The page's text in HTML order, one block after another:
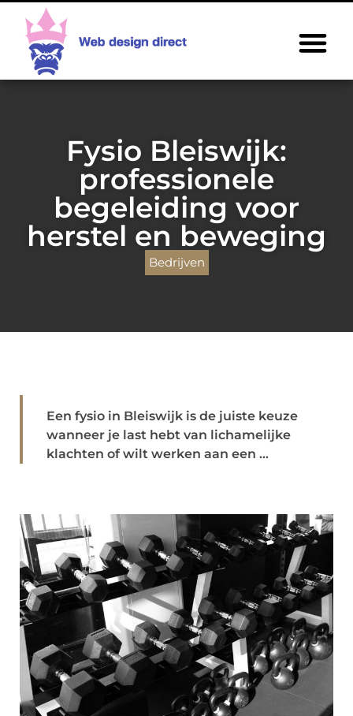
Fysio Bleiswijk:
professionele
begeleiding voor
herstel en beweging
Bedrijven
Een fysio in Bleiswijk is de juiste keuze
wanneer je last hebt van lichamelijke
klachten of wilt werken aan een ...